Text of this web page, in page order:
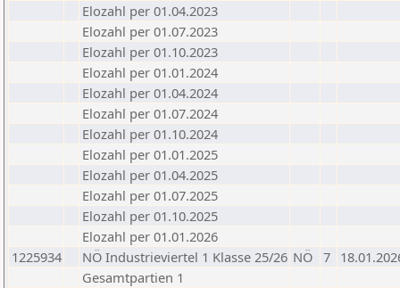
Elozahl per 01.04.2023
Elozahl per 01.07.2023
Elozahl per 01.10.2023
Elozahl per 01.01.2024
Elozahl per 01.04.2024
Elozahl per 01.07.2024
Elozahl per 01.10.2024
Elozahl per 01.01.2025
Elozahl per 01.04.2025
Elozahl per 01.07.2025
Elozahl per 01.10.2025
Elozahl per 01.01.2026
1225934
NÖ Industrieviertel 1 Klasse 25/26 NÖ 7
Gesamtpartien 1